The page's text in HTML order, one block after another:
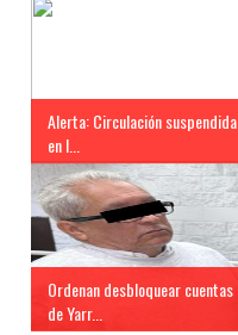
Alerta: Circulación suspendida
en l...
Ordenan desbloquear cuentas
de Yarr...